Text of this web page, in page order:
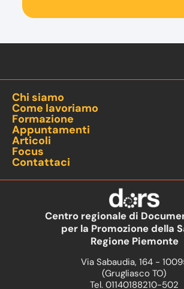
Chi siamo
Come lavoriamo
Formazione
Appuntamenti
Articoli
Focus
Contattaci
Centro regionale di
per la Promozione della
Regione Piemonte
Via Sabaudia, 164 -
(Grugliasco TO)
Tel. 01140188210-502